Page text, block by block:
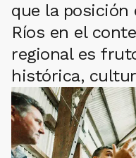
que la posición
Ríos en el
regional es
histórica,